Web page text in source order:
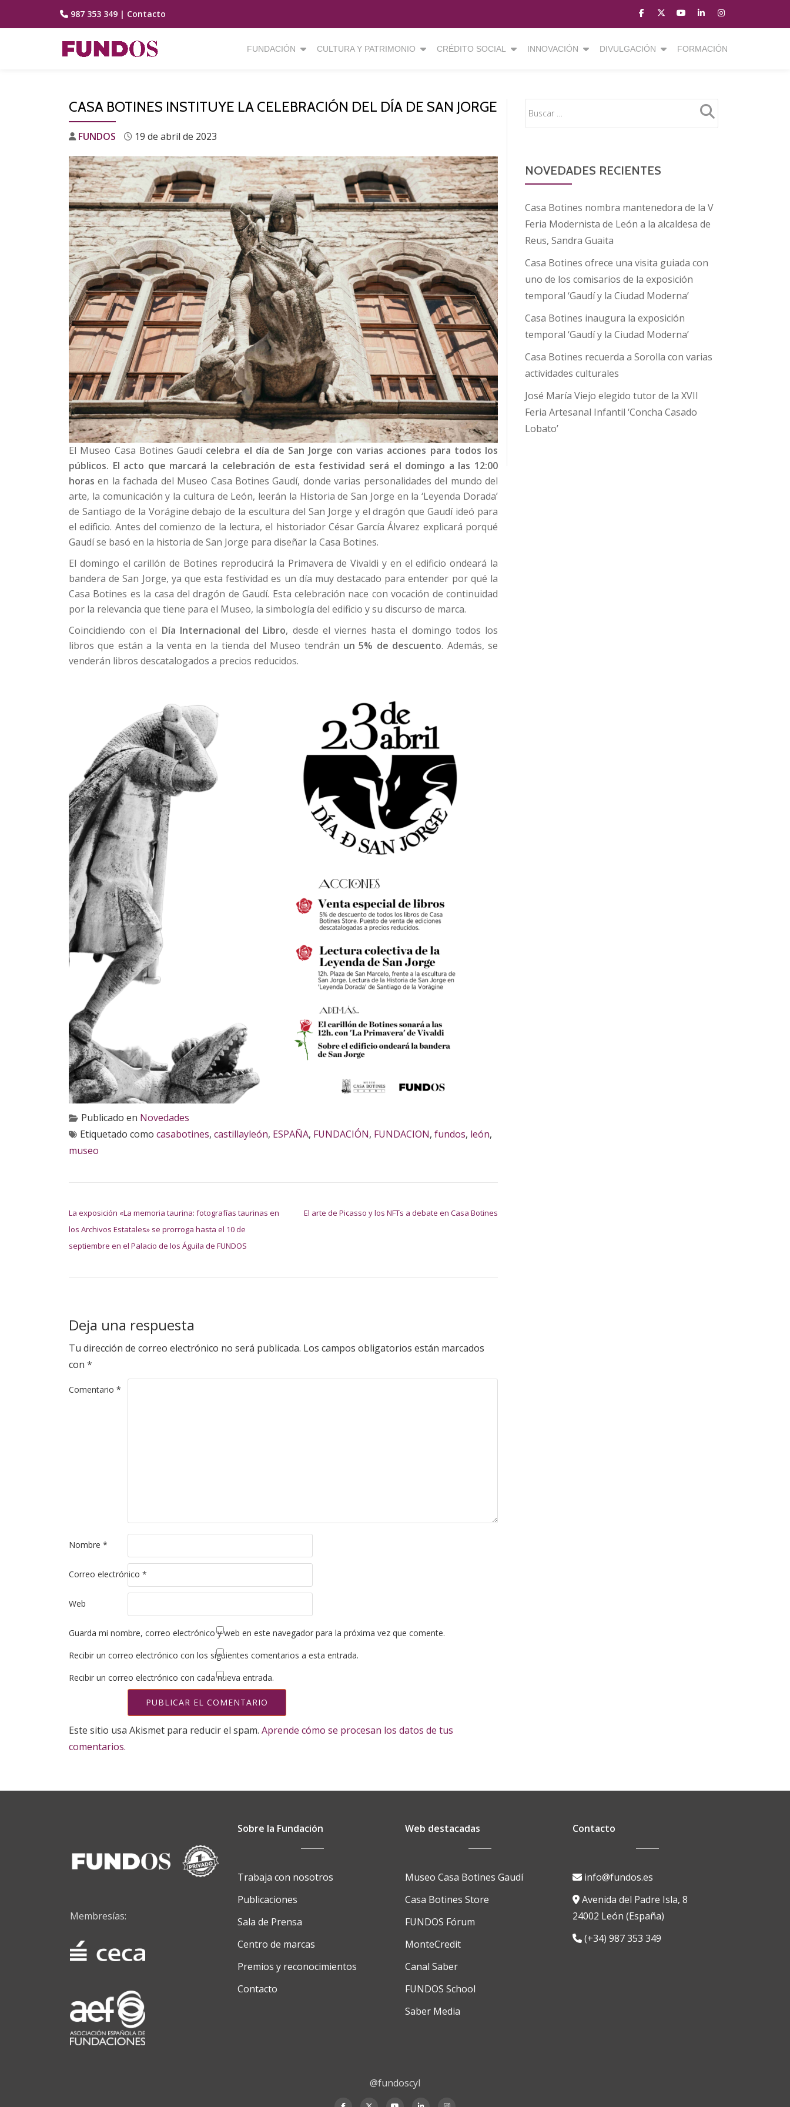
Saltar
987 353 349 | Contacto
fa-
facebook
fa-
brands
fa-
fa-
youtube-
play
fa-
linkedin
fa-
instagram
FUNDACIÓN CULTURA Y PATRIMONIO CRÉDITO SOCIAL INNOVACIÓN DIVULGACIÓN FORMACIÓN
CASA BOTINES INSTITUYE LA CELEBRACIÓN DEL DÍA DE SAN JORGE
FUNDOS 19 de abril de 2023
El Museo Casa Botines Gaudí celebra el día de San Jorge con varias acciones para todos los
públicos. El acto que marcará la celebración de esta festividad será el domingo a las 12:00
horas en la fachada del Museo Casa Botines Gaudí, donde varias personalidades del mundo del
arte, la comunicación y la cultura de León, leerán la Historia de San Jorge en la ‘Leyenda Dorada’
de Santiago de la Vorágine debajo de la escultura del San Jorge y el dragón que Gaudí ideó para
el edificio. Antes del comienzo de la lectura, el historiador César García Álvarez explicará porqué
Gaudí se basó en la historia de San Jorge para diseñar la Casa Botines.
El domingo el carillón de Botines reproducirá la Primavera de Vivaldi y en el edificio ondeará la
bandera de San Jorge, ya que esta festividad es un día muy destacado para entender por qué la
Casa Botines es la casa del dragón de Gaudí. Esta celebración nace con vocación de continuidad
por la relevancia que tiene para el Museo, la simbología del edificio y su discurso de marca.
Coincidiendo con el Día Internacional del Libro, desde el viernes hasta el domingo todos los
libros que están a la venta en la tienda del Museo tendrán un 5% de descuento. Además, se
venderán libros descatalogados a precios reducidos.
Publicado en Novedades
Etiquetado como casabotines, castillayleón, ESPAÑA, FUNDACIÓN, FUNDACION, fundos, león,
museo
La exposición «La memoria taurina: fotografías taurinas en
los Archivos Estatales» se prorroga hasta el 10 de
septiembre en el Palacio de los Águila de FUNDOS
El arte de Picasso y los NFTs a debate en Casa Botines
Deja una respuesta
Tu dirección de correo electrónico no será publicada. Los campos obligatorios están marcados
con *
Comentario *
Nombre *
Correo electrónico *
Web
Guarda mi nombre, correo electrónico y web en este navegador para la próxima vez que comente.
Recibir un correo electrónico con los siguientes comentarios a esta entrada.
Recibir un correo electrónico con cada nueva entrada.
Este sitio usa Akismet para reducir el spam. Aprende cómo se procesan los datos de tus
comentarios.
NOVEDADES RECIENTES
Casa Botines nombra mantenedora de la V
Feria Modernista de León a la alcaldesa de
Reus, Sandra Guaita
Casa Botines ofrece una visita guiada con
uno de los comisarios de la exposición
temporal ‘Gaudí y la Ciudad Moderna’
Casa Botines inaugura la exposición
temporal ‘Gaudí y la Ciudad Moderna’
Casa Botines recuerda a Sorolla con varias
actividades culturales
José María Viejo elegido tutor de la XVII
Feria Artesanal Infantil ‘Concha Casado
Lobato’
Membresías:
Sobre la Fundación
Trabaja con nosotros
Publicaciones
Sala de Prensa
Centro de marcas
Premios y reconocimientos
Contacto
Web destacadas
Museo Casa Botines Gaudí
Casa Botines Store
FUNDOS Fórum
MonteCredit
Canal Saber
FUNDOS School
Saber Media
Contacto
info@fundos.es
Avenida del Padre Isla, 8
24002 León (España)
(+34) 987 353 349
@fundoscyl